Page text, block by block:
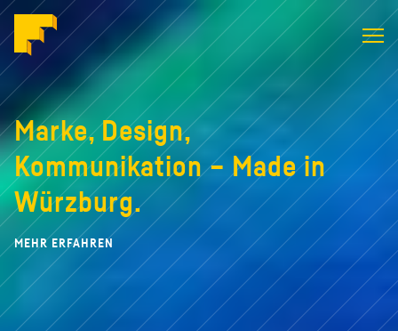
Formstabil
ID
Marke, Design,
Kommunikation – Made in
Würzburg.
MEHR ERFAHREN